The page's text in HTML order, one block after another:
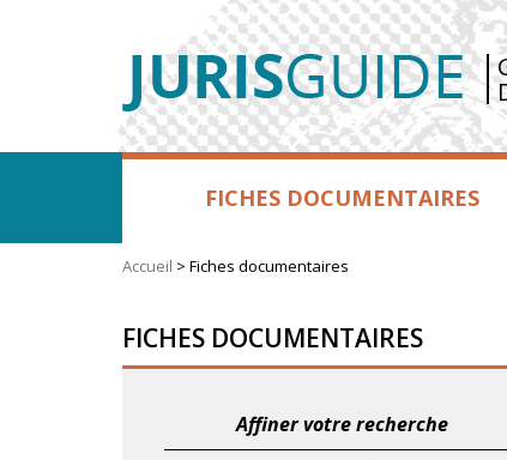
FICHES DOCUMENTAIRES
Accueil > Fiches documentaires
FICHES DOCUMENTAIRES
Affiner votre recherche